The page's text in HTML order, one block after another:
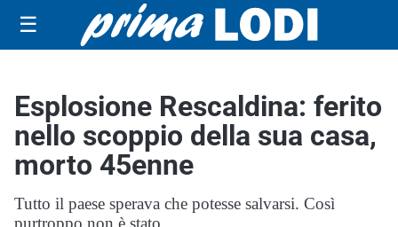
☰
Esplosione Rescaldina: ferito
nello scoppio della sua casa,
morto 45enne
Tutto il paese sperava che potesse salvarsi. Così
purtroppo non è stato.